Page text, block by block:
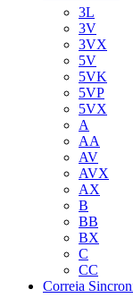
3L
3V
3VX
5V
5VK
5VP
5VX
A
AA
AV
AVX
AX
B
BB
BX
C
CC
Correia